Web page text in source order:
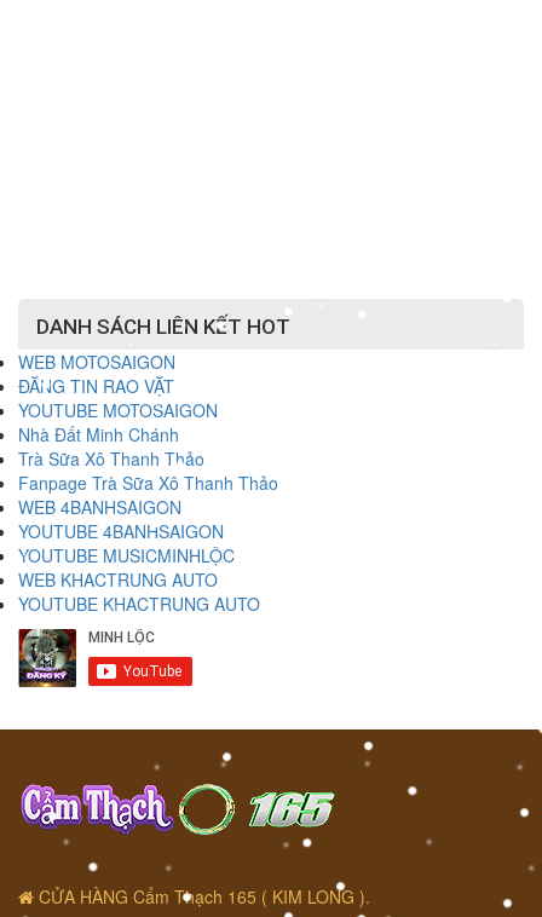
DANH SÁCH LIÊN KẾT HOT
WEB MOTOSAIGON
ĐĂNG TIN RAO VẶT
YOUTUBE MOTOSAIGON
Nhà Đất Minh Chánh
Trà Sữa Xô Thanh Thảo
Fanpage Trà Sữa Xô Thanh Thảo
WEB 4BANHSAIGON
YOUTUBE 4BANHSAIGON
YOUTUBE MUSICMINHLỘC
WEB KHACTRUNG AUTO
YOUTUBE KHACTRUNG AUTO
CỬA HÀNG Cẩm Thạch 165 ( KIM LONG ).